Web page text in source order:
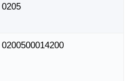
0205
0200500014200